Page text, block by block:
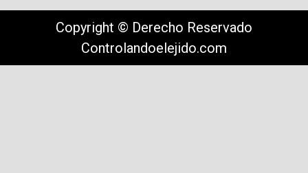
Copyright © Derecho Reservado
Controlandoelejido.com